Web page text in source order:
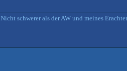
Nicht schwerer als der AW und meines